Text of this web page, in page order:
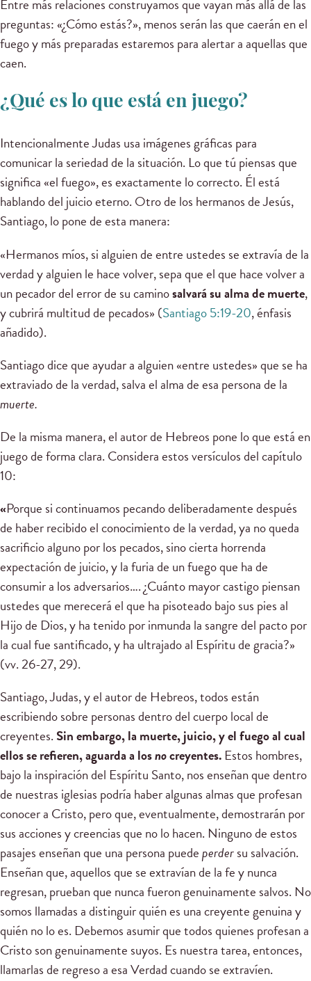
Entre más relaciones construyamos que vayan más allá de las
preguntas: «¿Cómo estás?», menos serán las que caerán en el
fuego y más preparadas estaremos para alertar a aquellas que
caen.
¿Qué es lo que está en juego?
Intencionalmente Judas usa imágenes gráficas para
comunicar la seriedad de la situación. Lo que tú piensas que
significa «el fuego», es exactamente lo correcto. Él está
hablando del juicio eterno. Otro de los hermanos de Jesús,
Santiago, lo pone de esta manera:
«Hermanos míos, si alguien de entre ustedes se extravía de la
verdad y alguien le hace volver, sepa que el que hace volver a
un pecador del error de su caminosalvará su alma de muerte,
y cubrirá multitud de pecados» (Santiago 5:19-20, énfasis
añadido).
Santiago dice que ayudar a alguien «entre ustedes» que se ha
extraviado de la verdad, salva el alma de esa persona de la
muerte.
De la misma manera, el autor de Hebreos pone lo que está en
juego de forma clara. Considera estos versículos del capítulo
10:
«Porque si continuamos pecando deliberadamente después
de haber recibido el conocimiento de la verdad, ya no queda
sacrificio alguno por los pecados, sino cierta horrenda
expectación de juicio, y la furia de un fuego que ha de
consumir a los adversarios…. ¿Cuánto mayor castigo piensan
ustedes que merecerá el que ha pisoteado bajo sus pies al
Hijo de Dios, y ha tenido por inmunda la sangre del pacto por
la cual fue santificado, y ha ultrajado al Espíritu de gracia?»
(vv. 26-27, 29).
Santiago, Judas, y el autor de Hebreos, todos están
escribiendo sobre personas dentro del cuerpo local de
creyentes. Sin embargo, la muerte, juicio, y el fuego al cual
ellos se refieren, aguarda a losnocreyentes. Estos hombres,
bajo la inspiración del Espíritu Santo, nos enseñan que dentro
de nuestras iglesias podría haber algunas almas que profesan
conocer a Cristo, pero que, eventualmente, demostrarán por
sus acciones y creencias que no lo hacen. Ninguno de estos
pasajes enseñan que una persona puedeperdersu salvación.
Enseñan que, aquellos que se extravían de la fe y nunca
regresan, prueban que nunca fueron genuinamente salvos. No
somos llamadas a distinguir quién es una creyente genuina y
quién no lo es. Debemos asumir que todos quienes profesan a
Cristo son genuinamente suyos. Es nuestra tarea, entonces,
llamarlas de regreso a esa Verdad cuando se extravíen.